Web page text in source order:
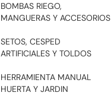
BOMBAS RIEGO,
MANGUERAS Y ACCESORIOS
SETOS, CESPED
ARTIFICIALES Y TOLDOS
HERRAMIENTA MANUAL
HUERTA Y JARDIN